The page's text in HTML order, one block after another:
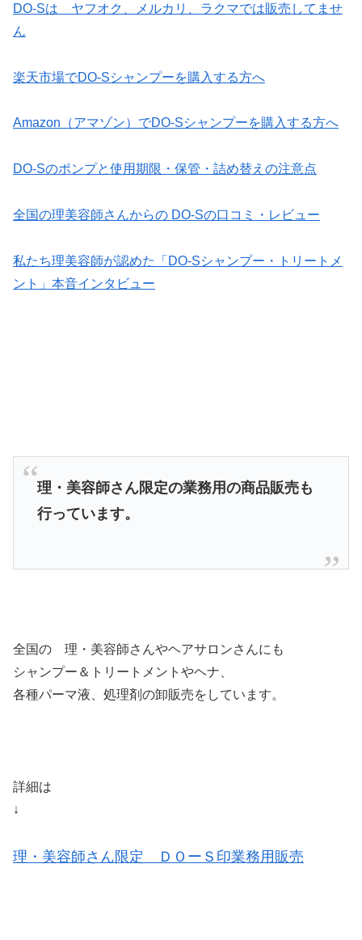
DO-Sは ヤフオク、メルカリ、ラクマでは販売してませ
ん
楽天市場でDO-Sシャンプーを購入する方へ
Amazon（アマゾン）でDO-Sシャンプーを購入する方へ
DO-Sのポンプと使用期限・保管・詰め替えの注意点
全国の理美容師さんからの DO-Sの口コミ・レビュー
私たち理美容師が認めた「DO-Sシャンプー・トリートメ
ント」本音インタビュー
理・美容師さん限定の業務用の商品販売も
行っています。
全国の 理・美容師さんやヘアサロンさんにも
シャンプー＆トリートメントやヘナ、
各種パーマ液、処理剤の卸販売をしています。
詳細は
↓
理・美容師さん限定 ＤＯーＳ印業務用販売